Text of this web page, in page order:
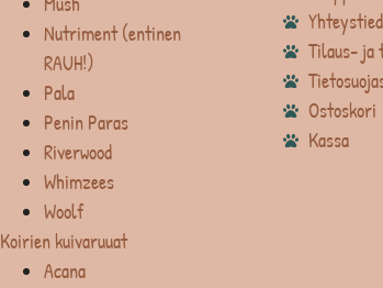
Nutriment (entinen
RAUH!)
Pala
Penin Paras
Riverwood
Whimzees
Woolf
Koirien kuivaruuat
Acana
Tilaus- ja
Ostoskori
Kassa